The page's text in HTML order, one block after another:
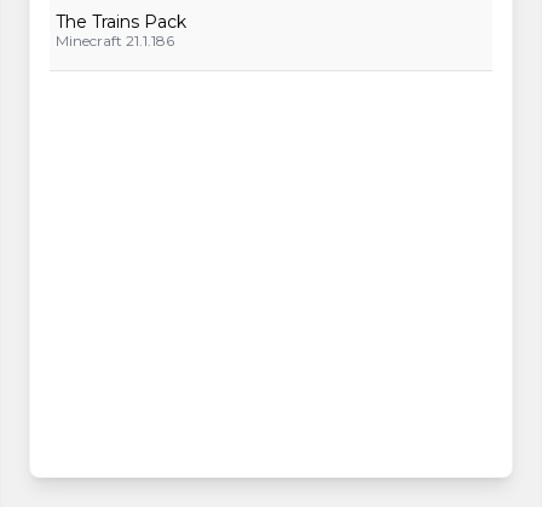
The Trains Pack
Minecraft 21.1.186